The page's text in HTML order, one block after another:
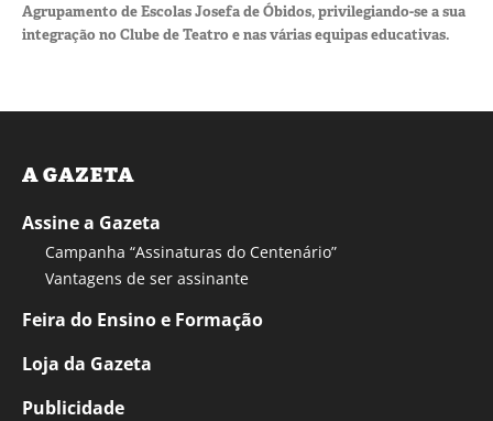
Agrupamento de Escolas Josefa de Óbidos, privilegiando-se a sua
integração no Clube de Teatro e nas várias equipas educativas.
A GAZETA
Assine a Gazeta
Campanha “Assinaturas do Centenário”
Vantagens de ser assinante
Feira do Ensino e Formação
Loja da Gazeta
Publicidade